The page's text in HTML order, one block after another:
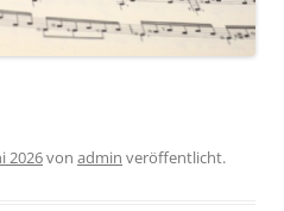
2026von admin veröffentlicht.